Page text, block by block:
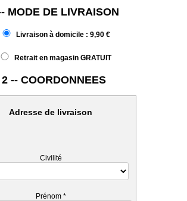
MODE DE LIVRAISON
Livraison à domicile : 9,90 €
Retrait en magasin GRATUIT
2 -- COORDONNEES
Adresse de livraison
Civilité
Prénom *